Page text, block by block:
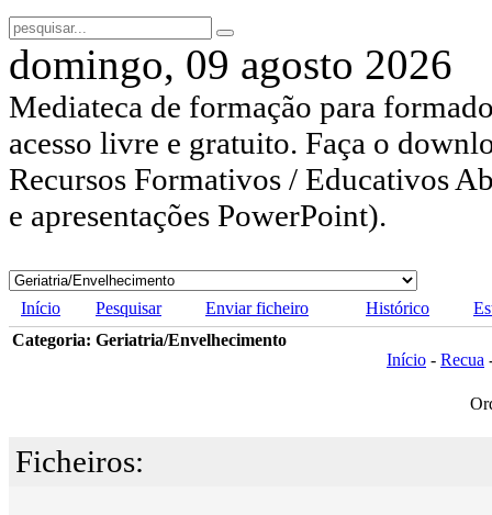
domingo, 09 agosto 2026
Mediateca de formação para
acesso livre e gratuito. Faça o
Recursos Formativos / Educativos
e apresentações PowerPoint).
Início Pesquisar Enviar ficheiro Histórico
Categoria: Geriatria/Envelhecimento
Início - Recua
Ficheiros: